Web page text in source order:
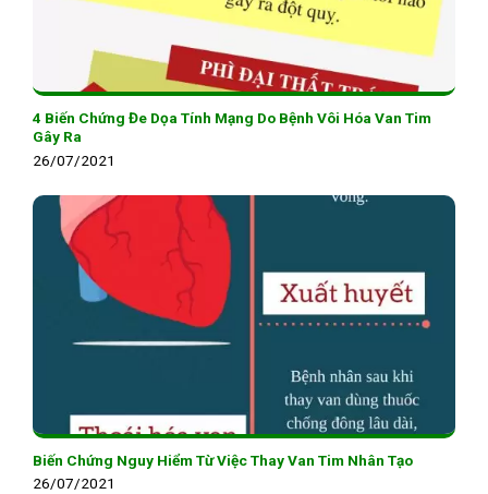
4 Biến Chứng Đe Dọa Tính Mạng Do Bệnh Vôi Hóa Van Tim
Gây Ra
26/07/2021
Biến Chứng Nguy Hiểm Từ Việc Thay Van Tim Nhân Tạo
26/07/2021